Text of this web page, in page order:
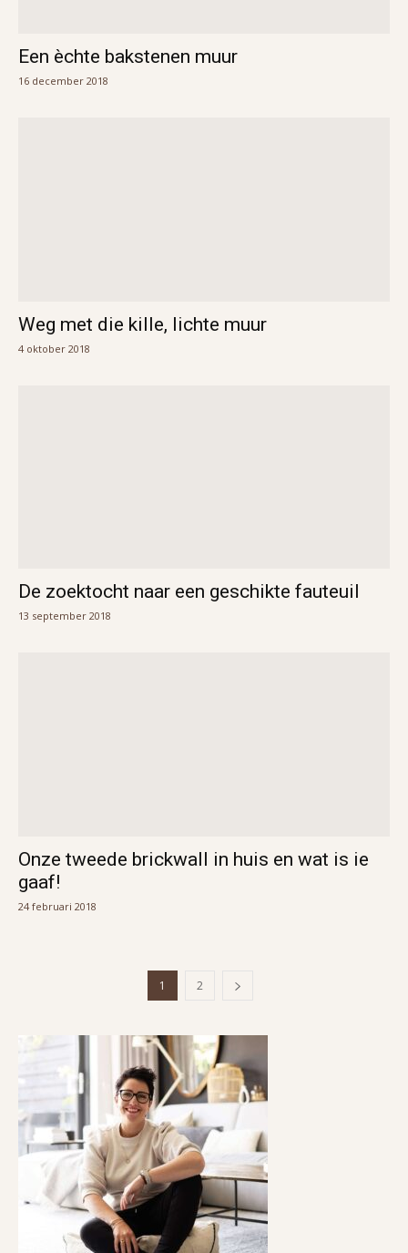
Een èchte bakstenen muur
16 december 2018
Weg met die kille, lichte muur
4 oktober 2018
De zoektocht naar een geschikte fauteuil
13 september 2018
Onze tweede brickwall in huis en wat is ie
gaaf!
24 februari 2018
1 2